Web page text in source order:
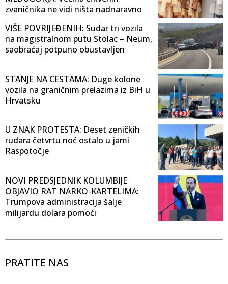
zvaničnika ne vidi ništa nadnaravno
VIŠE POVRIJEĐENIH: Sudar tri vozila
na magistralnom putu Stolac – Neum,
saobraćaj potpuno obustavljen
STANJE NA CESTAMA: Duge kolone
vozila na graničnim prelazima iz BiH u
Hrvatsku
U ZNAK PROTESTA: Deset zeničkih
rudara četvrtu noć ostalo u jami
Raspotočje
NOVI PREDSJEDNIK KOLUMBIJE
OBJAVIO RAT NARKO-KARTELIMA:
Trumpova administracija šalje
milijardu dolara pomoći
PRATITE NAS